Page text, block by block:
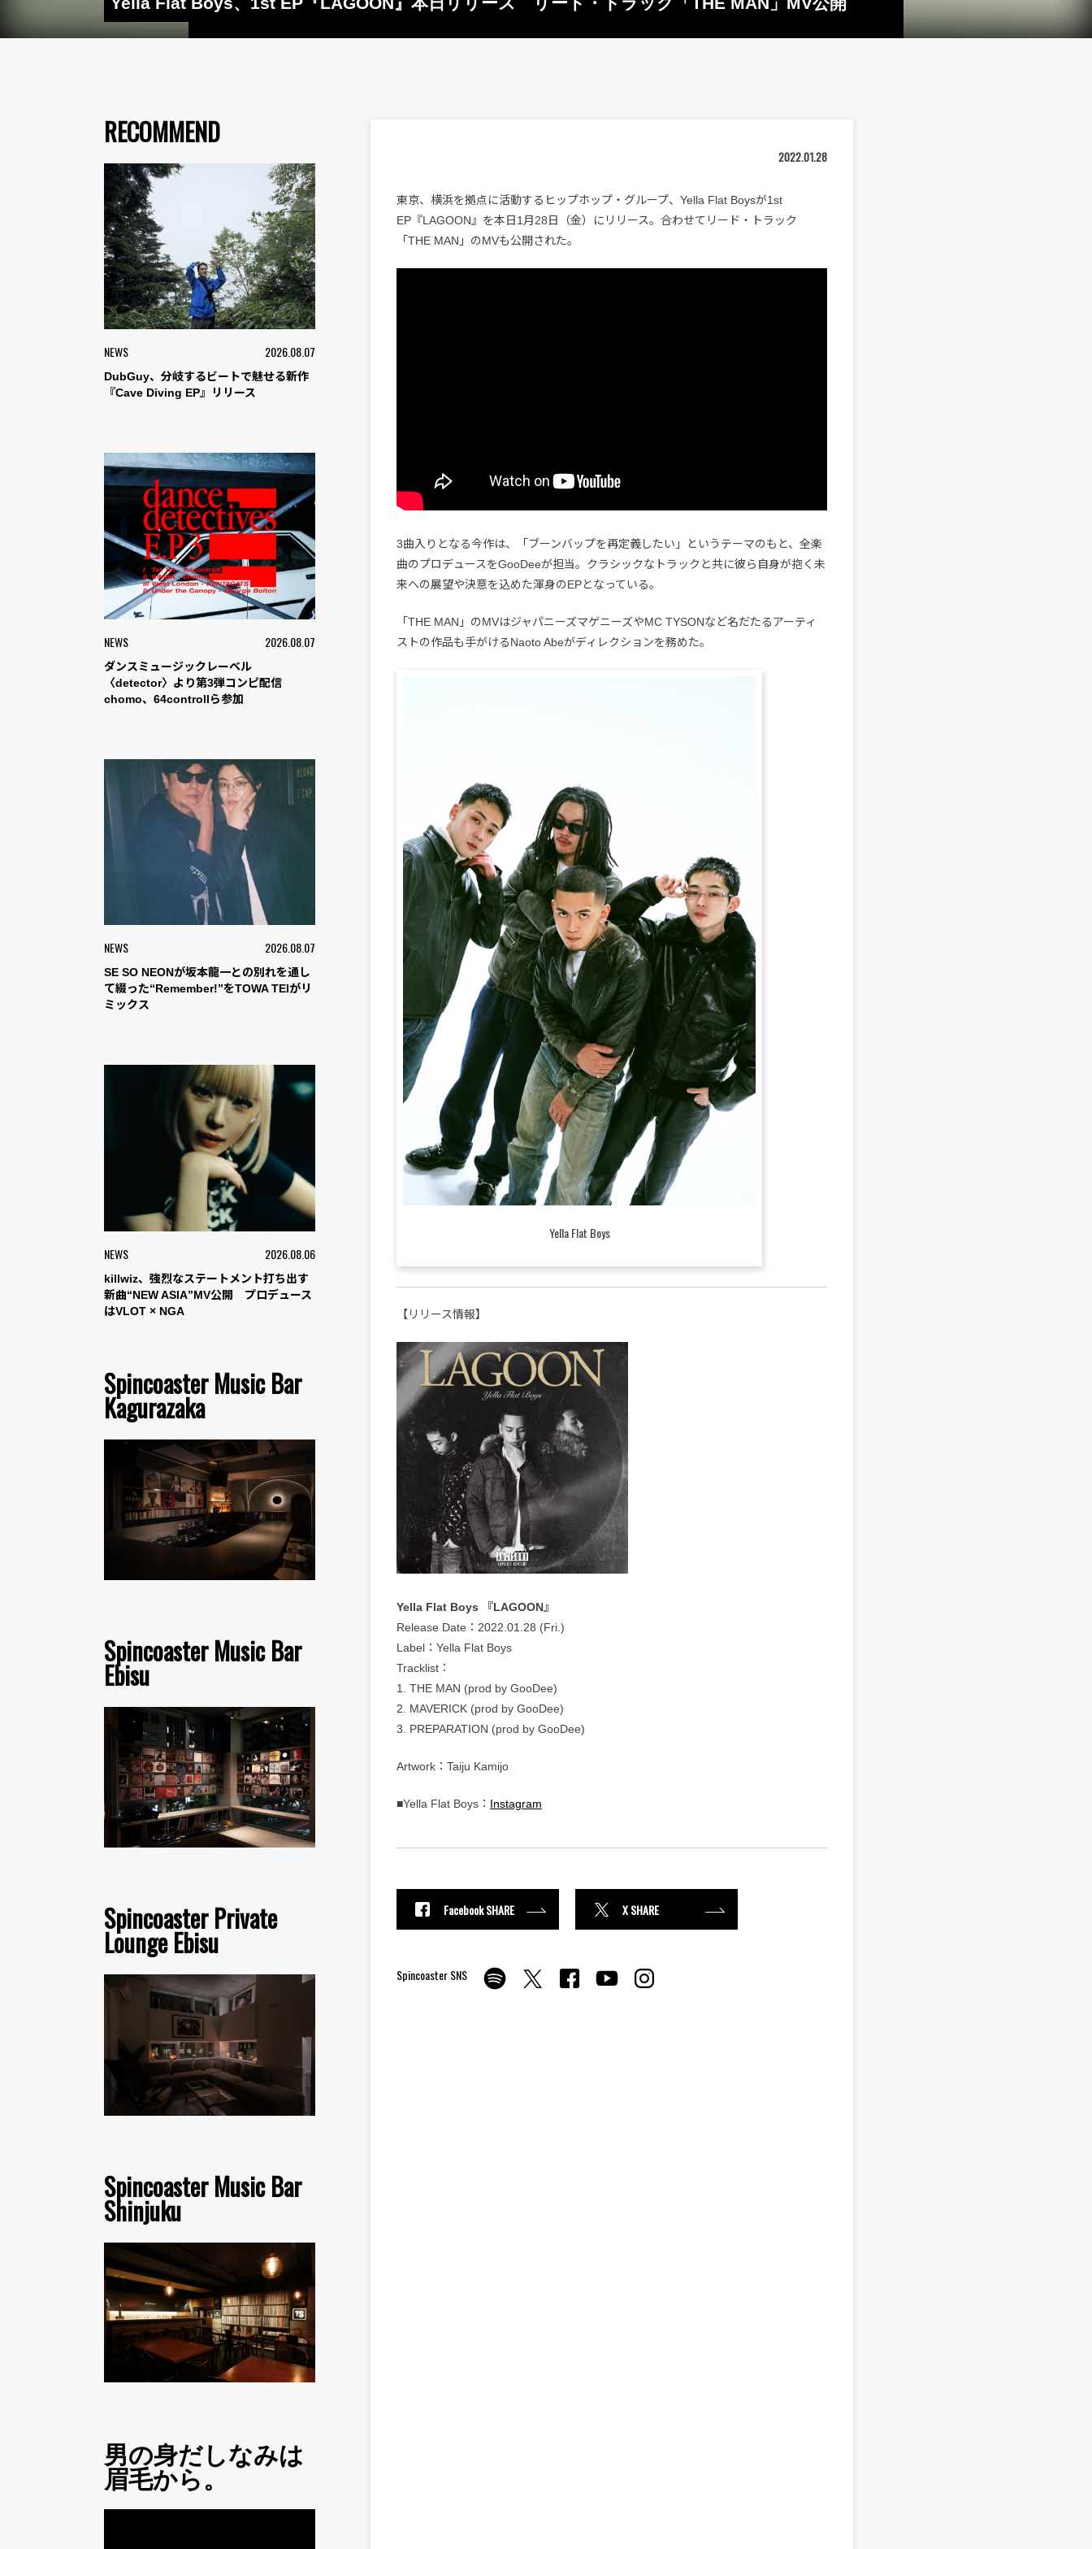
RECOMMEND
NEWS 2026.08.07
DubGuy、分岐するビートで魅せる新作
『Cave Diving EP』リリース
NEWS 2026.08.07
ダンスミュージックレーベル
〈detector〉より第3弾コンピ配信
chomo、64controllら参加
NEWS 2026.08.07
SE SO NEONが坂本龍一との別れを通し
て綴った“Remember!”をTOWA TEIがリ
ミックス
NEWS 2026.08.06
killwiz、強烈なステートメント打ち出す
新曲“NEW ASIA”MV公開 プロデュース
はVLOT × NGA
Spincoaster Music Bar
Kagurazaka
Spincoaster Music Bar
Ebisu
Spincoaster Private
Lounge Ebisu
Spincoaster Music Bar
Shinjuku
男の身だしなみは
眉毛から。
2022.01.28
東京、横浜を拠点に活動するヒップホップ・グループ、Yella Flat Boysが1st
EP『LAGOON』を本日1月28日（金）にリリース。合わせてリード・トラック
「THE MAN」のMVも公開された。
3曲入りとなる今作は、「ブーンバップを再定義したい」というテーマのもと、全楽
曲のプロデュースをGooDeeが担当。クラシックなトラックと共に彼ら自身が抱く未
来への展望や決意を込めた渾身のEPとなっている。
「THE MAN」のMVはジャパニーズマゲニーズやMC TYSONなど名だたるアーティ
ストの作品も手がけるNaoto Abeがディレクションを務めた。
Yella Flat Boys
【リリース情報】
Yella Flat Boys 『LAGOON』
Release Date：2022.01.28 (Fri.)
Label：Yella Flat Boys
Tracklist：
1. THE MAN (prod by GooDee)
2. MAVERICK (prod by GooDee)
3. PREPARATION (prod by GooDee)
Artwork：Taiju Kamijo
■Yella Flat Boys： Instagram
Facebook SHARE X SHARE
Spincoaster SNS